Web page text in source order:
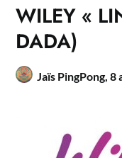
WILEY «
DADA)
Jaïs PingPong,8